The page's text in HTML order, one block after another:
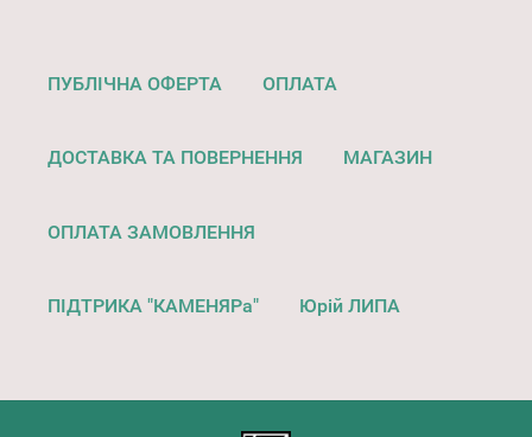
ПУБЛІЧНА ОФЕРТА ОПЛАТА
ДОСТАВКА ТА ПОВЕРНЕННЯ МАГАЗИН
ОПЛАТА ЗАМОВЛЕННЯ
ПІДТРИКА "КАМЕНЯРа" Юрій ЛИПА